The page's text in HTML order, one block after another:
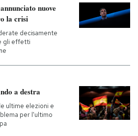
nuove
la crisi
decisamente
gli effetti
a destra
ultime elezioni e
per l'ultimo